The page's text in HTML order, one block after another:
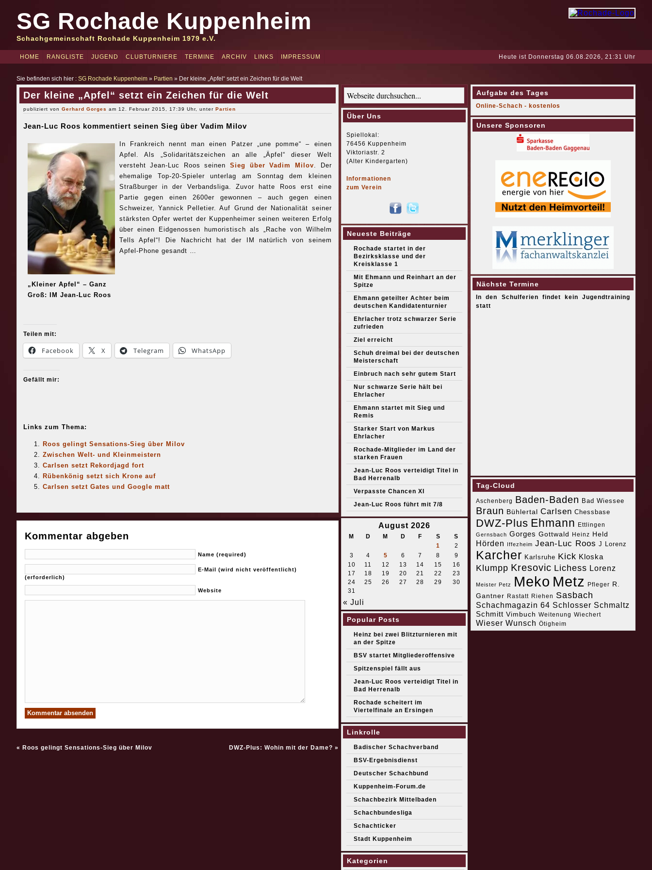
SG Rochade Kuppenheim
Schachgemeinschaft Rochade Kuppenheim 1979 e.V.
HOME RANGLISTE JUGEND CLUBTURNIERE TERMINE ARCHIV LINKS IMPRESSUM Heute ist Donnerstag 06.08.2026, 21:31 Uhr
Sie befinden sich hier : SG Rochade Kuppenheim» Partien » Der kleine „Apfel“ setzt ein Zeichen für die Welt
Der kleine „Apfel“ setzt ein Zeichen für die Welt
publiziert von Gerhard Gorges am 12. Februar 2015, 17:39 Uhr, unter Partien
Jean-Luc Roos kommentiert seinen Sieg über Vadim Milov
„Kleiner Apfel“ – Ganz
Groß: IM Jean-Luc Roos
In Frankreich nennt man einen Patzer „une pomme“ – einen
Apfel. Als „Solidaritätszeichen an alle „Äpfel“ dieser Welt
versteht Jean-Luc Roos seinenSieg über Vadim Milov. Der
ehemalige Top-20-Spieler unterlag am Sonntag dem kleinen
Straßburger in der Verbandsliga. Zuvor hatte Roos erst eine
Partie gegen einen 2600er gewonnen – auch gegen einen
Schweizer, Yannick Pelletier. Auf Grund der Nationalität seiner
stärksten Opfer wertet der Kuppenheimer seinen weiteren Erfolg
über einen Eidgenossen humoristisch als „Rache von Wilhelm
Tells Apfel“! Die Nachricht hat der IM natürlich von seinem
Apfel-Phone gesandt …
Teilen mit:
Facebook X Telegram WhatsApp
Gefällt mir:
Links zum Thema:
Roos gelingt Sensations-Sieg über Milov
Zwischen Welt- und Kleinmeistern
Carlsen setzt Rekordjagd fort
Rübenkönig setzt sich Krone auf
Carlsen setzt Gates und Google matt
Kommentar abgeben
Name (required)
E-Mail (wird nicht veröffentlicht)
(erforderlich)
Website
« Roos gelingt Sensations-Sieg über Milov DWZ-Plus: Wohin mit der Dame? »
Über Uns
Spiellokal:
76456 Kuppenheim
Viktoriastr. 2
(Alter Kindergarten)
Informationen
zum Verein
Neueste Beiträge
Rochade startet in der
Bezirksklasse und der
Kreisklasse 1
Mit Ehmann und Reinhart an der
Spitze
Ehmann geteilter Achter beim
deutschen Kandidatenturnier
Ehrlacher trotz schwarzer Serie
zufrieden
Ziel erreicht
Schuh dreimal bei der deutschen
Meisterschaft
Einbruch nach sehr gutem Start
Nur schwarze Serie hält bei
Ehrlacher
Ehmann startet mit Sieg und
Remis
Starker Start von Markus
Ehrlacher
Rochade-Mitglieder im Land der
starken Frauen
Jean-Luc Roos verteidigt Titel in
Bad Herrenalb
Verpasste Chancen XI
Jean-Luc Roos führt mit 7/8
August 2026
M D M D F S
S
1
2
3
4 5 6 7 8
9
10
11 12 13 14 15
16
17
18 19 20 21 22
23
24
25 26 27 28 29
30
31
« Juli
Popular Posts
Heinz bei zwei Blitzturnieren mit
an der Spitze
BSV startet Mitgliederoffensive
Spitzenspiel fällt aus
Jean-Luc Roos verteidigt Titel in
Bad Herrenalb
Rochade scheitert im
Viertelfinale an Ersingen
Linkrolle
Badischer Schachverband
BSV-Ergebnisdienst
Deutscher Schachbund
Kuppenheim-Forum.de
Schachbezirk Mittelbaden
Schachbundesliga
Schachticker
Stadt Kuppenheim
Kategorien
Aufgabe des Tages
Online-Schach - kostenlos
Unsere Sponsoren
Nächste Termine
In den Schulferien findet kein Jugendtraining
statt
Tag-Cloud
Aschenberg Baden-Baden Bad Wiessee
Braun Bühlertal Carlsen Chessbase
DWZ-Plus Ehmann Ettlingen
Gernsbach Gorges Gottwald Heinz Held
Hörden Iffezheim Jean-Luc Roos J Lorenz
Karcher Karlsruhe Kick Kloska
Klumpp Kresovic Lichess Lorenz
Meister Petz Meko Metz Pfleger R.
Gantner
Rastatt Riehen Sasbach
Schachmagazin 64 Schlosser Schmaltz
Schmitt Vimbuch Weitenung Wiechert
Wieser Wunsch Ötigheim